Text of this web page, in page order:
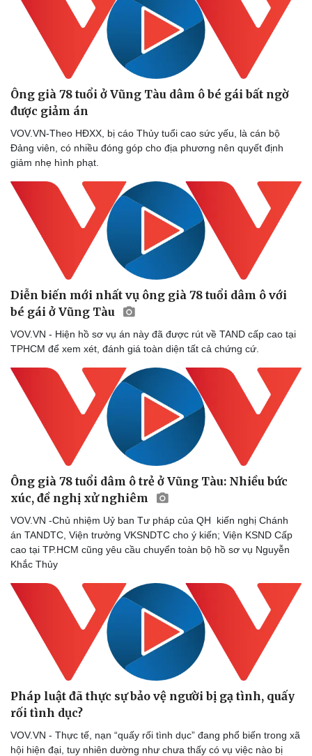
Sức khỏe
Dinh dưỡng - món ngon
Cây thuốc
Sản phụ khoa
Nhi khoa
Nam khoa
Làm đẹp - giảm cân
Phòng mạch online
Ăn sạch sống khỏe
Đời sống
Nhà đẹp
Tình yêu - Gia đình
Ông già 78 tuổi ở Vũng Tàu dâm ô bé gái bất ngờ
được giảm án
VOV.VN-Theo HĐXX, bị cáo Thủy tuổi cao sức yếu, là cán bộ
Đảng viên, có nhiều đóng góp cho địa phương nên quyết định
giảm nhẹ hình phạt.
Diễn biến mới nhất vụ ông già 78 tuổi dâm ô với
bé gái ở Vũng Tàu
VOV.VN - Hiện hồ sơ vụ án này đã được rút về TAND cấp cao tại
TPHCM để xem xét, đánh giá toàn diện tất cả chứng cứ.
Ông già 78 tuổi dâm ô trẻ ở Vũng Tàu: Nhiều bức
xúc, đề nghị xử nghiêm
VOV.VN -Chủ nhiệm Uỷ ban Tư pháp của QH kiến nghị Chánh
án TANDTC, Viện trưởng VKSNDTC cho ý kiến; Viện KSND Cấp
cao tại TP.HCM cũng yêu cầu chuyển toàn bộ hồ sơ vụ Nguyễn
Khắc Thủy
Pháp luật đã thực sự bảo vệ người bị gạ tình, quấy
rối tình dục?
VOV.VN - Thực tế, nạn “quấy rối tình dục” đang phổ biến trong xã
hội hiện đại, tuy nhiên dường như chưa thấy có vụ việc nào bị